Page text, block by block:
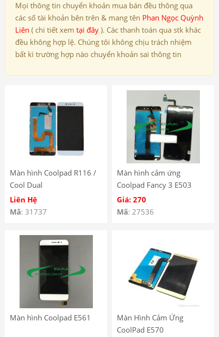
Mọi thông tin chuyển khoản mua bán đều thông qua
các số tài khoản bên trên & mang tên Phan Ngọc Quỳnh
Liên ( chi tiết xem tại đây ). Các thanh toán qua stk khác
đều không hợp lệ. Chúng tôi không chịu trách nhiệm
bất kì trường hợp nào chuyển khoản sai thông tin
Màn hình Coolpad R116 /
Cool Dual
Liên Hệ
Mã: 31737
Màn hình cảm ứng
Coolpad Fancy 3 E503
Giá: 270
Mã: 27536
Màn hình Coolpad E561
Màn Hình Cảm Ứng
CoolPad E570